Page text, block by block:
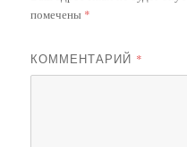
помечены *
КОММЕНТАРИЙ *